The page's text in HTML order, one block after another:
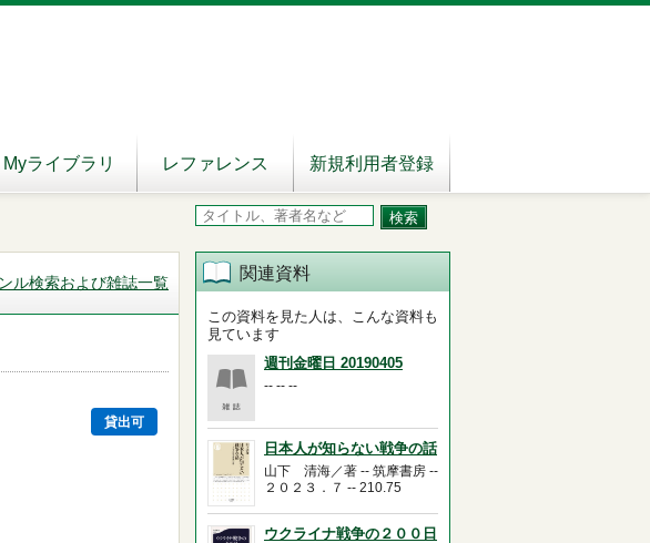
Myライブラリ レファレンス 新規利用者登録
ル検索および雑誌一覧
貸出可
関連資料
この資料を見た人は、こんな資料も
見ています
週刊金曜日 20190405
-- -- --
日本人が知らない戦争の話
山下 清海／著 -- 筑摩書房 --
２０２３．７ -- 210.75
ウクライナ戦争の２００日